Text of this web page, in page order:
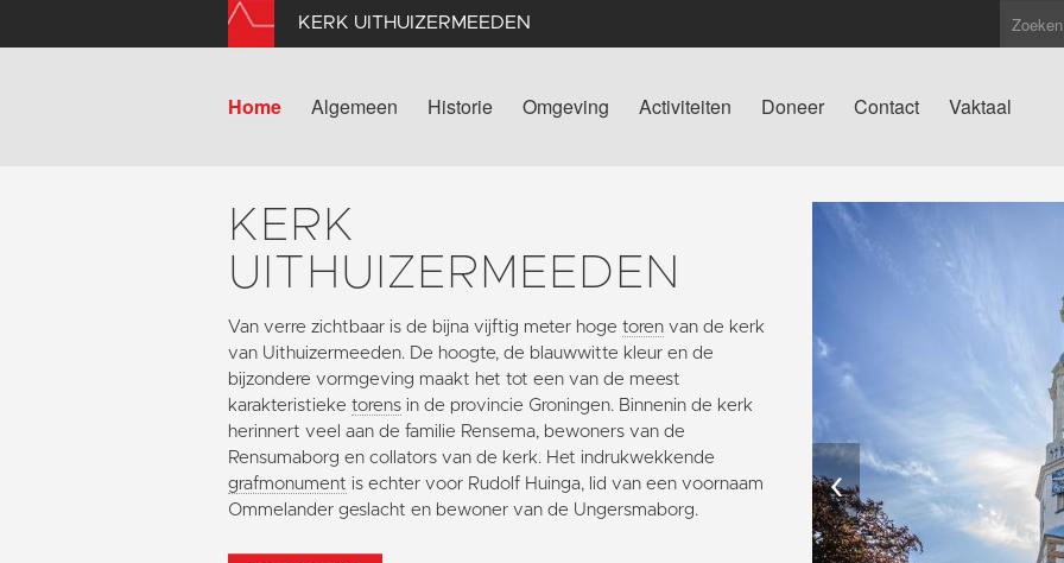
KERK UITHUIZERMEEDEN
Home Algemeen Historie Omgeving Activiteiten Doneer Contact Vaktaal
KERK
UITHUIZERMEEDEN
Van verre zichtbaar is de bijna vijftig meter hoge toren van de kerk
van Uithuizermeeden. De hoogte, de blauwwitte kleur en de
bijzondere vormgeving maakt het tot een van de meest
karakteristieke torens in de provincie Groningen. Binnenin de kerk
herinnert veel aan de familie Rensema, bewoners van de
Rensumaborg en collators van de kerk. Het indrukwekkende
grafmonument is echter voor Rudolf Huinga, lid van een voornaam
Ommelander geslacht en bewoner van de Ungersmaborg.
‹